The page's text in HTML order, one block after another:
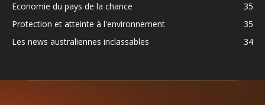
Economie du pays de la chance
35
Protection et atteinte à l'environnement
35
Les news australiennes inclassables
34